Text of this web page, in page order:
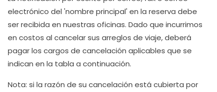
electrónico del 'nombre principal' en la reserva debe
ser recibida en nuestras oficinas. Dado que incurrimos
en costos al cancelar sus arreglos de viaje, deberá
pagar los cargos de cancelación aplicables que se
indican en la tabla a continuación.
Nota: si la razón de su cancelación está cubierta por